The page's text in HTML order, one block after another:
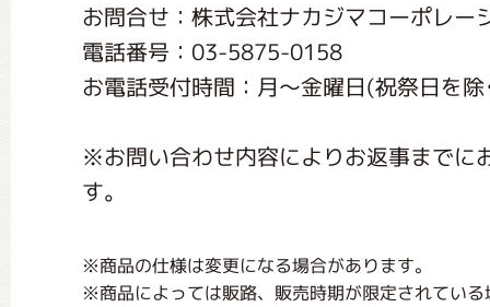
お問合せ：株式会社ナカジマコーポレー
電話番号：03-5875-0158
お電話受付時間：月〜金曜日(祝祭日を
※お問い合わせ内容によりお返事までに
す。
※商品の仕様は変更になる場合があります。
※商品によっては販路、販売時期が限定されてい
くまのがっこう 家庭科部